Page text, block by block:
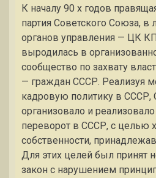
К началу 90 х годов
партия Советского Союза,
органов управления — ЦК
выродилась в
сообщество по захвату
— граждан СССР. Реализуя
кадровую политику в СССР,
организовало и
переворот в СССР, с целью
собственности,
Для этих целей был принят
закон с нарушением